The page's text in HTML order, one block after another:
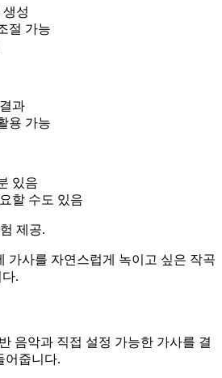
성
절 가능
과
용 가능
있음
할 수도 있음
제공.
가사를 자연스럽게 녹이고 싶은 작곡
.
음악과 직접 설정 가능한 가사를 결
어줍니다.